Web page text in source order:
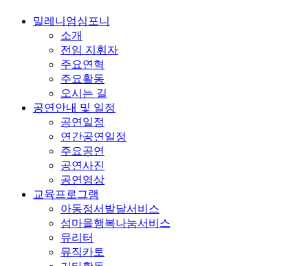
밀레니엄심포니
소개
전임 지휘자
주요연혁
주요활동
오시는 길
공연안내 및 일정
공연일정
연간공연일정
주요공연
공연사진
공연영상
교육프로그램
아동정서발달서비스
섬마을행복나눔서비스
뮤리터
뮤직카토